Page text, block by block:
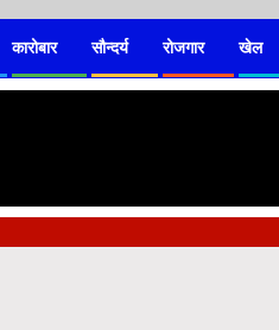
कारोबार सौन्दर्य रोजगार खेल